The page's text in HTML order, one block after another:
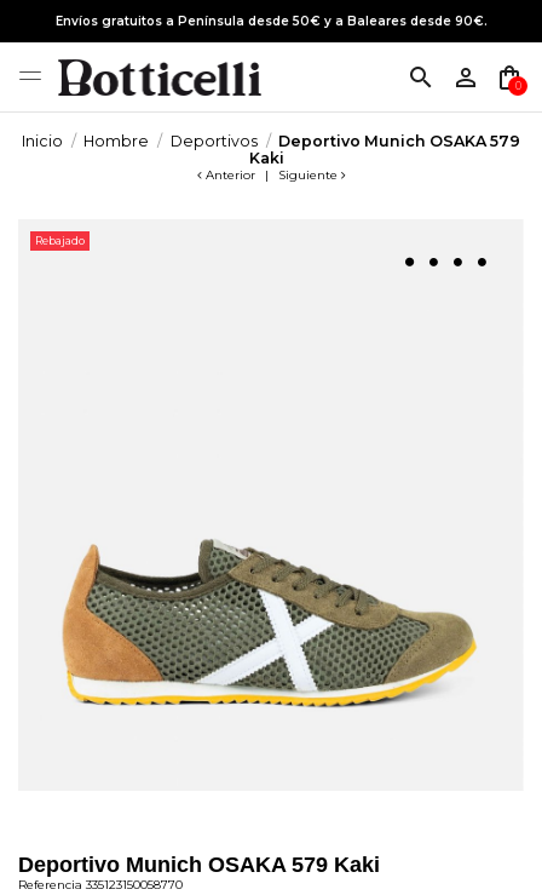
Envíos gratuitos a Península desde 50€ y a Baleares desde 90€.
search person_outline shopping_bag
0
Inicio Hombre Deportivos
Deportivo Munich OSAKA 579
Kaki
Anterior | Siguiente
Rebajado
Deportivo Munich OSAKA 579 Kaki
Referencia 335123150058770